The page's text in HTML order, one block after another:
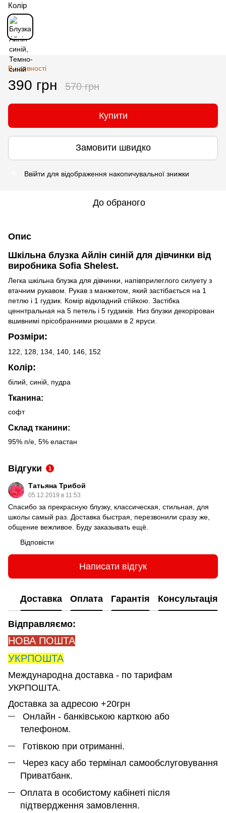
Колір
В наявності
390 грн 570 грн
Купити
Замовити швидко
Ввійти для відображення накопичувальної знижки
До обраного
Опис
Шкільна блузка Айлін синій для дівчинки від
виробника Sofia Shelest.
Легка шкільна блузка для дівчинки, напівприлеглого силуету з
втачним рукавом. Рукав з манжетом, який застібається на 1
петлю і 1 гудзик. Комір відкладний стійкою. Застібка
ценнтральная на 5 петель і 5 гудзиків. Низ блузки декорірован
вшивнимі прісобранними рюшами в 2 яруси.
Розміри:
122, 128, 134, 140, 146, 152
Колір:
білий, синій, пудра
Тканина:
софт
Склад тканини:
95% п/е, 5% еластан
Відгуки 1
Татьяна Трибой
05.12.2019 в 11:53
Спасибо за прекрасную блузку, классическая, стильная, для
школы самый раз. Доставка быстрая, перезвонили сразу же,
общение вежливое. Буду заказывать ещё.
Відповісти
Написати відгук
Доставка Оплата Гарантія Консультація
Відправляємо:
НОВА ПОШТА
УКРПОШТА
Международна доставка - по тарифам
УКРПОШТА.
Доставка за адресою +20грн
Онлайн - банківською карткою або
телефоном.
Готівкою при отриманні.
Через касу або термінал самообслуговування
Приватбанк.
Оплата в особистому кабінеті після
підтвердження замовлення.